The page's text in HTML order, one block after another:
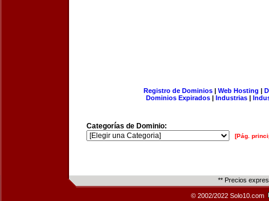
Registro de Dominios| Web Hosting |
Dominios Expirados | Industrias |
Categorías de Dominio:
[Pág.
** Precios
© 2002/2022 Solo10.com